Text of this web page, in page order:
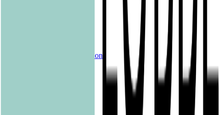
Unsere Merch-Kollektion